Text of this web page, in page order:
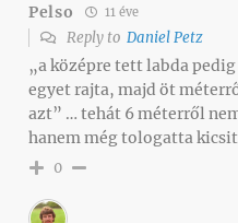
Pelso 11 éve
Reply to Daniel Petz
„a középre tett labda
egyet rajta, majd öt
azt” … tehát 6 méterről
hanem még tologatta
0